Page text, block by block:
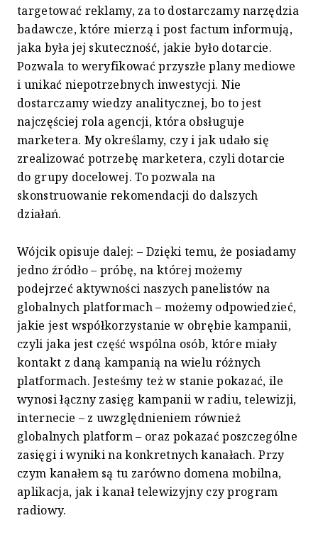
targetować reklamy, za to dostarczamy narzędzia
badawcze, które mierzą i post factum informują,
jaka była jej skuteczność, jakie było dotarcie.
Pozwala to weryfikować przyszłe plany mediowe
i unikać niepotrzebnych inwestycji. Nie
dostarczamy wiedzy analitycznej, bo to jest
najczęściej rola agencji, która obsługuje
marketera. My określamy, czy i jak udało się
zrealizować potrzebę marketera, czyli dotarcie
do grupy docelowej. To pozwala na
skonstruowanie rekomendacji do dalszych
działań.
Wójcik opisuje dalej: – Dzięki temu, że posiadamy
jedno źródło – próbę, na której możemy
podejrzeć aktywności naszych panelistów na
globalnych platformach – możemy odpowiedzieć,
jakie jest współkorzystanie w obrębie kampanii,
czyli jaka jest część wspólna osób, które miały
kontakt z daną kampanią na wielu różnych
platformach. Jesteśmy też w stanie pokazać, ile
wynosi łączny zasięg kampanii w radiu, telewizji,
internecie – z uwzględnieniem również
globalnych platform – oraz pokazać poszczególne
zasięgi i wyniki na konkretnych kanałach. Przy
czym kanałem są tu zarówno domena mobilna,
aplikacja, jak i kanał telewizyjny czy program
radiowy.